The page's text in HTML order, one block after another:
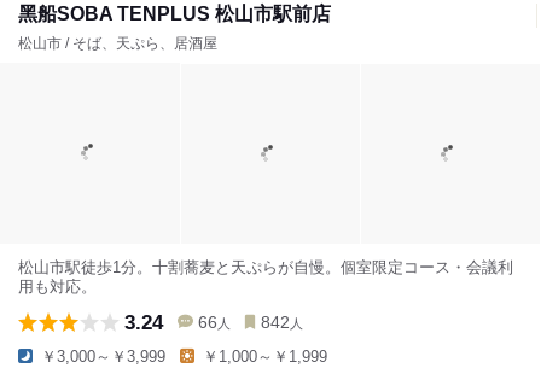
黑船SOBA TENPLUS 松山市駅前店
松山市 / そば、天ぷら、居酒屋
松山市駅徒歩1分。十割蕎麦と天ぷらが自慢。個室限定コース・会議利
用も対応。
3.24 66 人 842 人
￥3,000～￥3,999 ￥1,000～￥1,999